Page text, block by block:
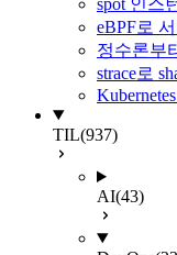
spot 인스
eBPF로
정수론부
strace로
TIL(937)
AI(43)